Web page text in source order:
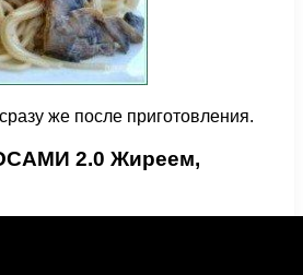
же после приготовления.
2.0 Жиреем,